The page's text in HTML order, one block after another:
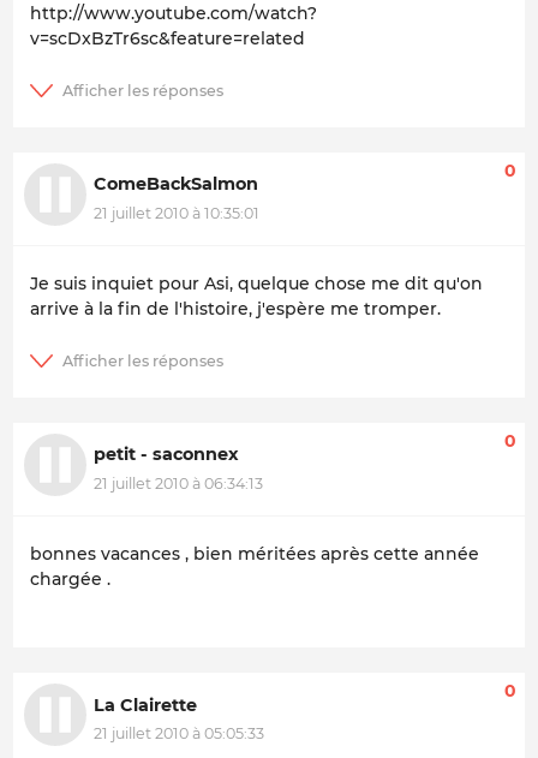
http://www.youtube.com/watch?
v=scDxBzTr6sc&feature=related
ComeBackSalmon
21 juillet 2010 à 10:35:01
0
Je suis inquiet pour Asi, quelque chose me dit qu'on
arrive à la fin de l'histoire, j'espère me tromper.
petit - saconnex
21 juillet 2010 à 06:34:13
0
bonnes vacances , bien méritées après cette année
chargée .
La Clairette
21 juillet 2010 à 05:05:33
0